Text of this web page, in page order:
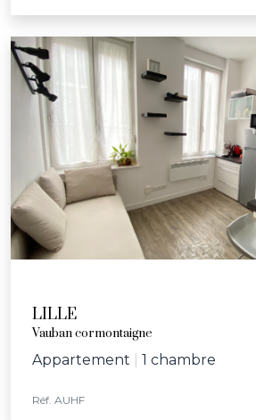
LILLE
Vauban cormontaigne
Appartement 1 chambre
Réf. AUHF